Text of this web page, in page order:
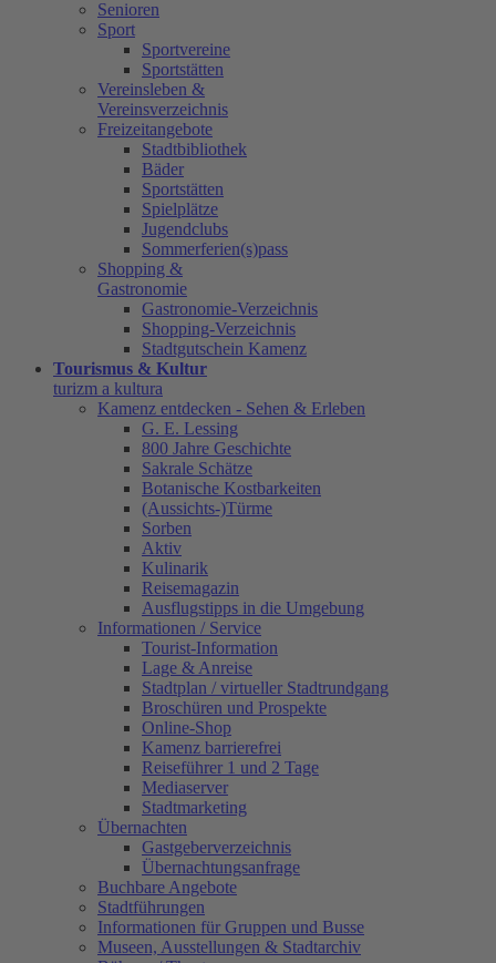
Senioren
Sport
Sportvereine
Sportstätten
Vereinsleben &
Vereinsverzeichnis
Freizeitangebote
Stadtbibliothek
Bäder
Sportstätten
Spielplätze
Jugendclubs
Sommerferien(s)pass
Shopping &
Gastronomie
Gastronomie-Verzeichnis
Shopping-Verzeichnis
Stadtgutschein Kamenz
Tourismus & Kultur
turizm a kultura
Kamenz entdecken - Sehen & Erleben
G. E. Lessing
800 Jahre Geschichte
Sakrale Schätze
Botanische Kostbarkeiten
(Aussichts-)Türme
Sorben
Aktiv
Kulinarik
Reisemagazin
Ausflugstipps in die Umgebung
Informationen / Service
Tourist-Information
Lage & Anreise
Stadtplan / virtueller Stadtrundgang
Broschüren und Prospekte
Online-Shop
Kamenz barrierefrei
Reiseführer 1 und 2 Tage
Mediaserver
Stadtmarketing
Übernachten
Gastgeberverzeichnis
Übernachtungsanfrage
Buchbare Angebote
Stadtführungen
Informationen für Gruppen und Busse
Museen, Ausstellungen & Stadtarchiv